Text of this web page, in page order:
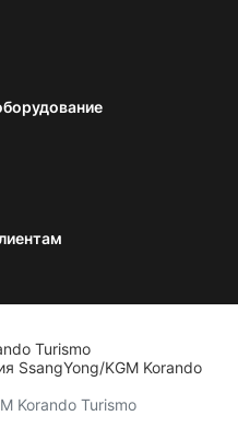
Turismo
SsangYong/KGM Korando
Korando Turismo